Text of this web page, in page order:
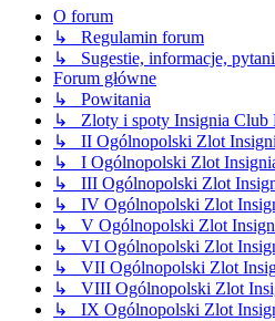
O forum
↳ Regulamin forum
↳ Sugestie, informacje,
Forum główne
↳ Powitania
↳ Zloty i spoty Insignia Club
↳ II Ogólnopolski Zlot
↳ I Ogólnopolski Zlot
↳ III Ogólnopolski Zlot
↳ IV Ogólnopolski Zlot
↳ V Ogólnopolski Zlot
↳ VI Ogólnopolski Zlot
↳ VII Ogólnopolski Zlot
↳ VIII Ogólnopolski Zlot
↳ IX Ogólnopolski Zlot